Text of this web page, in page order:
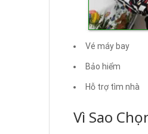
Vé máy bay
Bảo hiểm
Hỗ trợ tìm nhà
Vì Sao